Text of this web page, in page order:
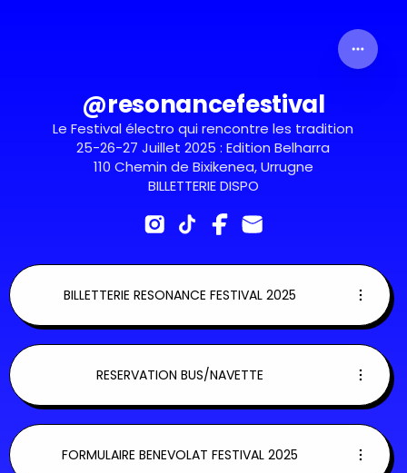
@resonancefestival
Le Festival électro qui rencontre les tradition
25-26-27 Juillet 2025 : Edition Belharra
110 Chemin de Bixikenea, Urrugne
BILLETTERIE DISPO
BILLETTERIE RESONANCE FESTIVAL 2025
RESERVATION BUS/NAVETTE
FORMULAIRE BENEVOLAT FESTIVAL 2025